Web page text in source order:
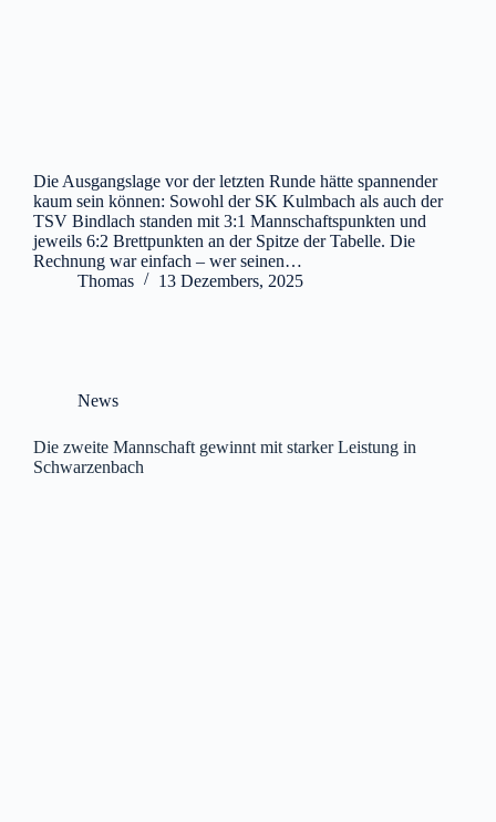
Die Ausgangslage vor der letzten Runde hätte spannender
kaum sein können: Sowohl der SK Kulmbach als auch der
TSV Bindlach standen mit 3:1 Mannschaftspunkten und
jeweils 6:2 Brettpunkten an der Spitze der Tabelle. Die
Rechnung war einfach – wer seinen…
Thomas
13 Dezembers, 2025
News
Die zweite Mannschaft gewinnt mit starker Leistung in
Schwarzenbach